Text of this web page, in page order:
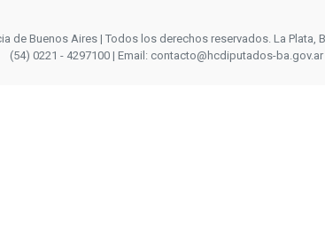
Buenos Aires | Todos los derechos reservados. La Plata,
(54) 0221 - 4297100 | Email: contacto@hcdiputados-ba.gov.ar